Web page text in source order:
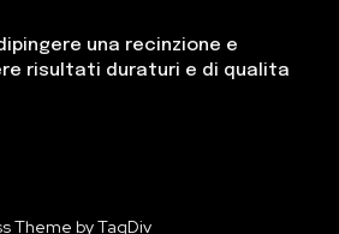
una recinzione e
risultati duraturi e di qualita
Theme by TagDiv